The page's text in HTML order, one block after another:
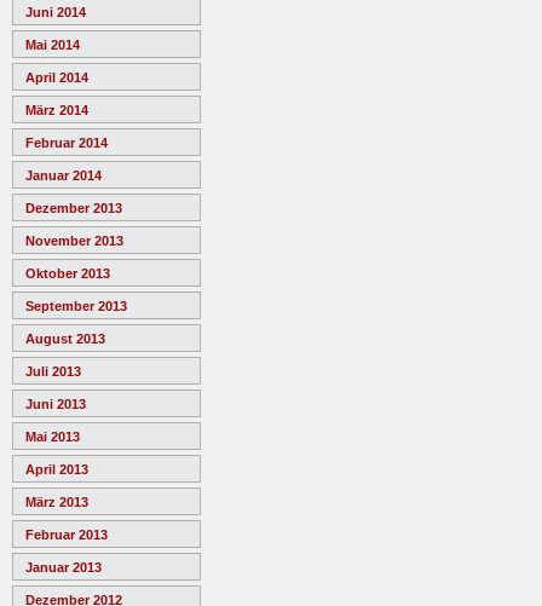
Juni 2014
Mai 2014
April 2014
März 2014
Februar 2014
Januar 2014
Dezember 2013
November 2013
Oktober 2013
September 2013
August 2013
Juli 2013
Juni 2013
Mai 2013
April 2013
März 2013
Februar 2013
Januar 2013
Dezember 2012